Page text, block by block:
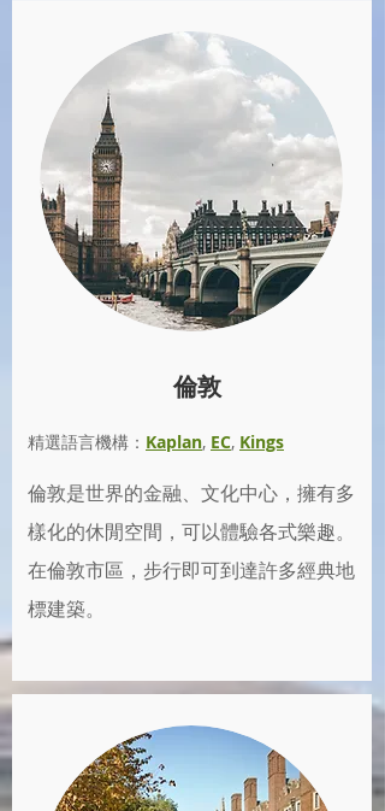
倫敦
精選語言機構： Kaplan, EC, Kings
倫敦是世界的金融、文化中心，擁有多
樣化的休閒空間，可以體驗各式樂趣。
在倫敦市區，步行即可到達許多經典地
標建築。